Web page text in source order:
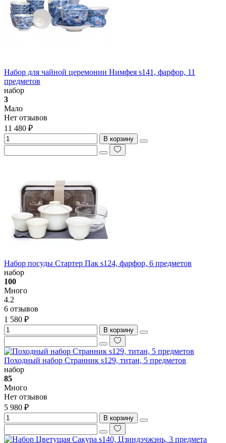
Набор для чайной церемонии Нимфея s141, фарфор, 11
предметов
набор
3
Мало
Нет отзывов
11 480 ₽
В корзину
Набор посуды Стартер Пак s124, фарфор, 6 предметов
набор
100
Много
4.2
6 отзывов
1 580 ₽
В корзину
Походный набор Странник s129, титан, 5 предметов
набор
85
Много
Нет отзывов
5 980 ₽
В корзину